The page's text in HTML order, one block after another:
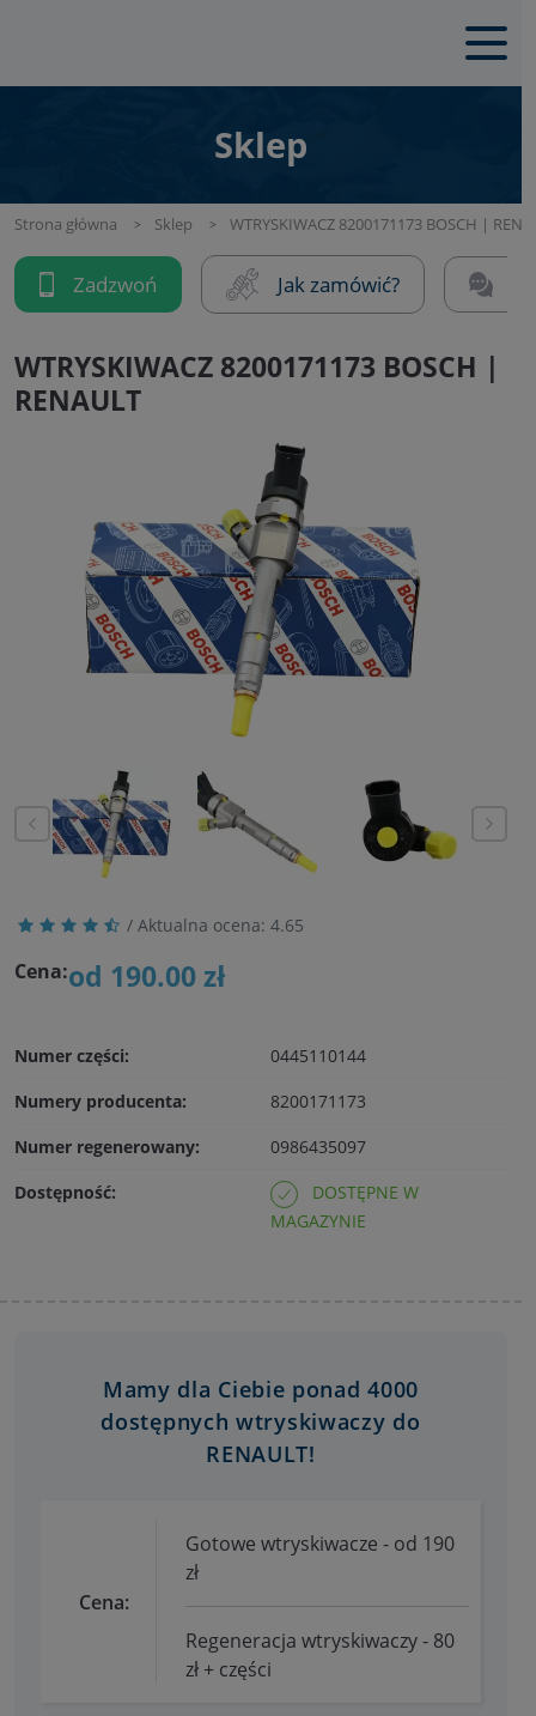
Sklep
Strona główna Sklep WTRYSKIWACZ 8200171173 BOSCH |
Zadzwoń Jak zamówić?
WTRYSKIWACZ 8200171173 BOSCH |
RENAULT
/ Aktualna ocena: 4.65
Cena:od 190.00 zł
Numer części:
0445110144
Numery producenta:
8200171173
Numer regenerowany:
0986435097
Dostępność:
DOSTĘPNE W
MAGAZYNIE
Mamy dla Ciebie ponad 4000
dostępnych wtryskiwaczy do
RENAULT!
Cena:
Gotowe wtryskiwacze - od 190
zł
Regeneracja wtryskiwaczy - 80
zł + części